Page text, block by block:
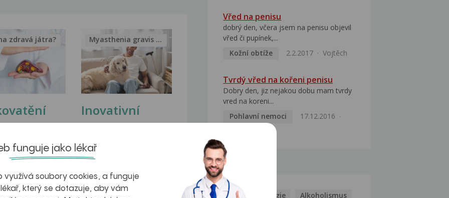
v datech a
zdravá játra?
Inovativní
léčba
myastenie –
kteří ji...
Myasthenia gravis – vše, co...
Vřed na penisu
dobrý den, včera jsem na penisu objevil
vřed či pupínek,...
Kožní obtíže
2.2.2017 Vojtěch
Tvrdý vřed na kořeni penisu
Dobry den, jiz nejakou dobu mam tvrdy
vred na koreni...
Pohlavní nemoci
17.12.2016
NEMOCI
Kašel Alergie Alkoholismus
funguje jako lékař
využívá soubory cookies, a funguje
který se dotazuje, aby vám